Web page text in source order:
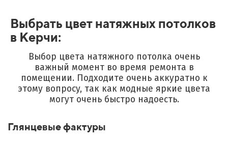
Выбрать цвет натяжных потолков
в Керчи:
Выбор цвета натяжного потолка очень
важный момент во время ремонта в
помещении.Подходите очень аккуратно к
этому вопросу, так как модные яркие цвета
могут очень быстро надоесть.
Глянцевые фактуры